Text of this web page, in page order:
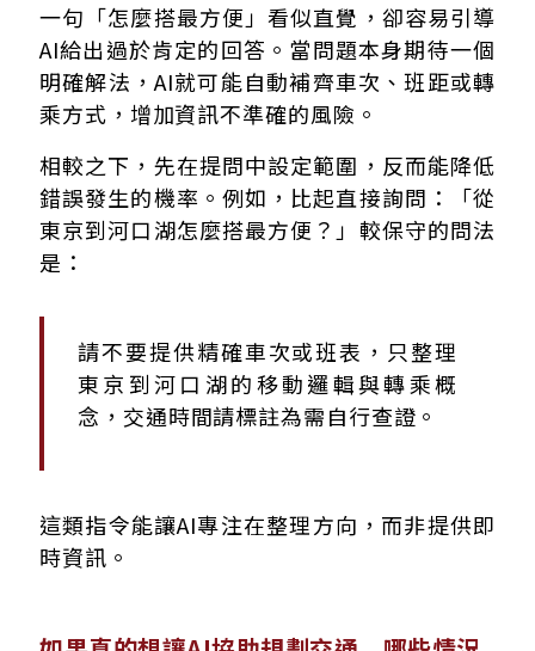
一句「怎麼搭最方便」看似直覺，卻容易引導
AI給出過於肯定的回答。當問題本身期待一個
明確解法，AI就可能自動補齊車次、班距或轉
乘方式，增加資訊不準確的風險。
相較之下，先在提問中設定範圍，反而能降低
錯誤發生的機率。例如，比起直接詢問：「從
東京到河口湖怎麼搭最方便？」較保守的問法
是：
請不要提供精確車次或班表，只整理
東京到河口湖的移動邏輯與轉乘概
念，交通時間請標註為需自行查證。
這類指令能讓AI專注在整理方向，而非提供即
時資訊。